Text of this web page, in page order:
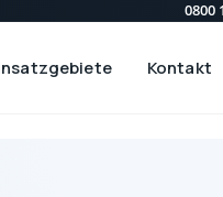
0800
Kontakt